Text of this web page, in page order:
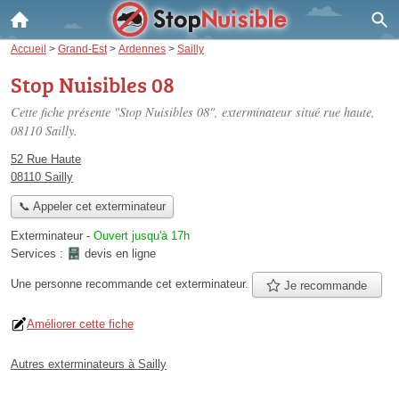
Accueil > Grand-Est > Ardennes > Sailly
Stop Nuisibles 08
Cette fiche présente "Stop Nuisibles 08", exterminateur situé rue haute,
08110 Sailly.
52 Rue Haute
08110 Sailly
📞 Appeler cet exterminateur
Exterminateur - Ouvert jusqu'à 17h
Services :
devis en ligne
Une personne recommande cet exterminateur. Je recommande
Améliorer cette fiche
Autres exterminateurs à Sailly